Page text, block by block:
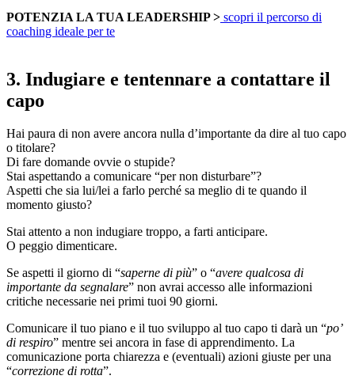
POTENZIA LA TUA LEADERSHIP > scopri il percorso di
coaching ideale per te
3. Indugiare e tentennare a contattare il
capo
Hai paura di non avere ancora nulla d’importante da dire al tuo capo
o titolare?
Di fare domande ovvie o stupide?
Stai aspettando a comunicare “per non disturbare”?
Aspetti che sia lui/lei a farlo perché sa meglio di te quando il
momento giusto?
Stai attento a non indugiare troppo, a farti anticipare.
O peggio dimenticare.
Se aspetti il giorno di “saperne di più” o “avere qualcosa di
importante da segnalare” non avrai accesso alle informazioni
critiche necessarie nei primi tuoi 90 giorni.
Comunicare il tuo piano e il tuo sviluppo al tuo capo ti darà un “po’
di respiro” mentre sei ancora in fase di apprendimento. La
comunicazione porta chiarezza e (eventuali) azioni giuste per una
“correzione di rotta”.